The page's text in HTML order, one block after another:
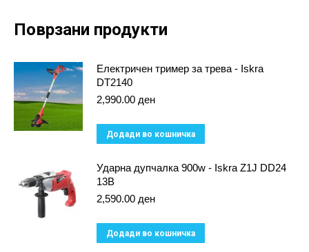
Поврзани продукти
Електричен тример за трева - Iskra
DT2140
2,990.00 ден
Додади во кошничка
Ударна дупчалка 900w - Iskra Z1J DD24
13B
2,590.00 ден
Додади во кошничка